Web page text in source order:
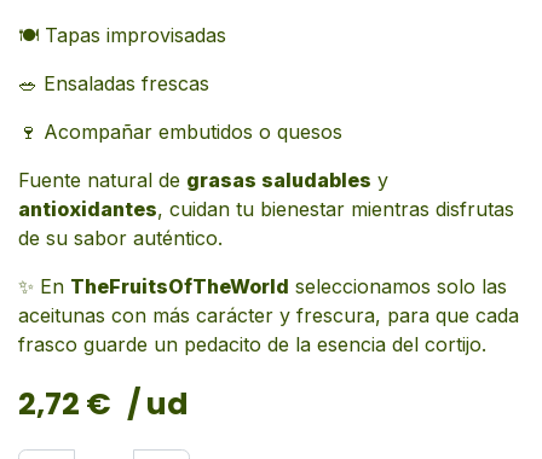
🍽️ Tapas improvisadas
🥗 Ensaladas frescas
🍷 Acompañar embutidos o quesos
Fuente natural de grasas saludables y
antioxidantes, cuidan tu bienestar mientras disfrutas
de su sabor auténtico.
✨ En TheFruitsOfTheWorld seleccionamos solo las
aceitunas con más carácter y frescura, para que cada
frasco guarde un pedacito de la esencia del cortijo.
2,72 € / ud